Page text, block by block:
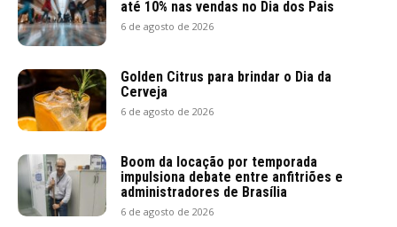
até 10% nas vendas no Dia dos Pais
6 de agosto de 2026
Golden Citrus para brindar o Dia da
Cerveja
6 de agosto de 2026
Boom da locação por temporada
impulsiona debate entre anfitriões e
administradores de Brasília
6 de agosto de 2026